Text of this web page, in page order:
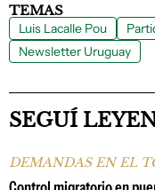
TEMAS
Luis Lacalle Pou
Newsletter Uruguay
SEGUÍ
DEMANDAS EN EL